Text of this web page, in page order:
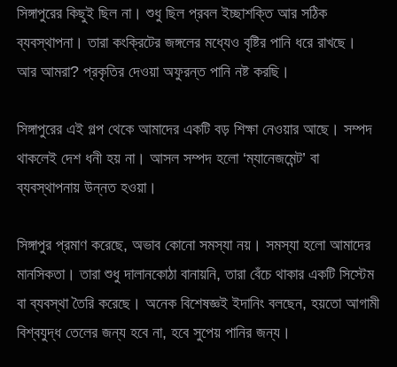
সিঙ্গাপুরের কিছুই ছিল না। শুধু ছিল প্রবল ইচ্ছাশক্তি আর সঠিক
ব্যবস্থাপনা। তারা কংক্রিটের জঙ্গলের মধ্যেও বৃষ্টির পানি ধরে রাখছে।
আর আমরা? প্রকৃতির দেওয়া অফুরন্ত পানি নষ্ট করছি।
সিঙ্গাপুরের এই গল্প থেকে আমাদের একটি বড় শিক্ষা নেওয়ার আছে। সম্পদ
থাকলেই দেশ ধনী হয় না। আসল সম্পদ হলো ‘ম্যানেজমেন্ট’ বা
ব্যবস্থাপনায় উন্নত হওয়া।
সিঙ্গাপুর প্রমাণ করেছে, অভাব কোনো সমস্যা নয়। সমস্যা হলো আমাদের
মানসিকতা। তারা শুধু দালানকোঠা বানায়নি, তারা বেঁচে থাকার একটি সিস্টেম
বা ব্যবস্থা তৈরি করেছে। অনেক বিশেষজ্ঞই ইদানিং বলছেন, হয়তো আগামী
বিশ্বযুদ্ধ তেলের জন্য হবে না, হবে সুপেয় পানির জন্য।